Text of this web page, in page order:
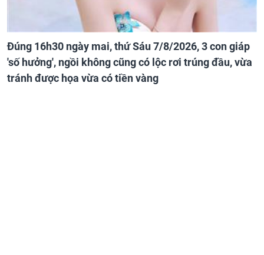
Đúng 16h30 ngày mai, thứ Sáu 7/8/2026, 3 con giáp
'số hưởng', ngồi không cũng có lộc rơi trúng đầu, vừa
tránh được họa vừa có tiền vàng